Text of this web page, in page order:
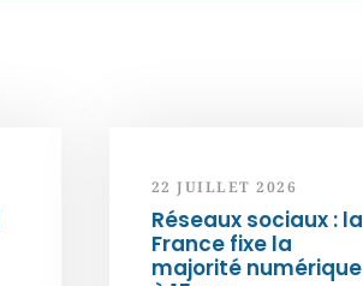
22 JUILLET 2026
Réseaux sociaux : la
France fixe la
majorité numérique